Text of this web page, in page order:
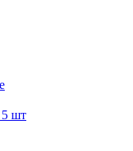
5 шт